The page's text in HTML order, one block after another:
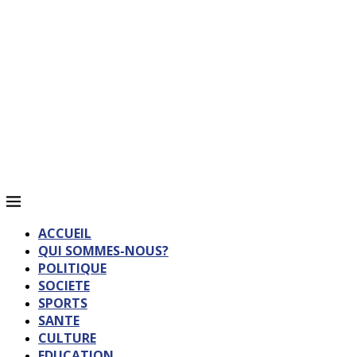
ACCUEIL
QUI SOMMES-NOUS?
POLITIQUE
SOCIETE
SPORTS
SANTE
CULTURE